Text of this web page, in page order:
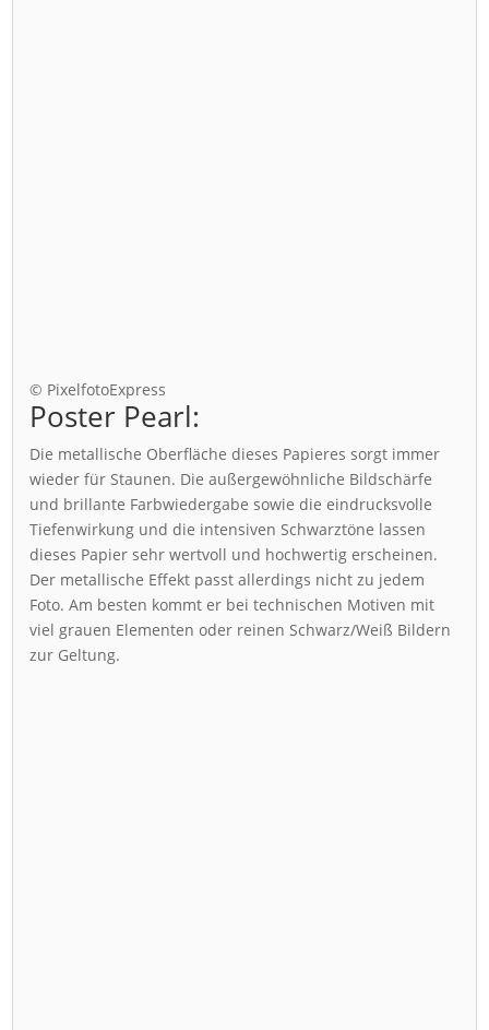
© PixelfotoExpress
Poster Pearl:
Die metallische Oberfläche dieses Papieres sorgt immer
wieder für Staunen. Die außergewöhnliche Bildschärfe
und brillante Farbwiedergabe sowie die eindrucksvolle
Tiefenwirkung und die intensiven Schwarztöne lassen
dieses Papier sehr wertvoll und hochwertig erscheinen.
Der metallische Effekt passt allerdings nicht zu jedem
Foto. Am besten kommt er bei technischen Motiven mit
viel grauen Elementen oder reinen Schwarz/Weiß Bildern
zur Geltung.